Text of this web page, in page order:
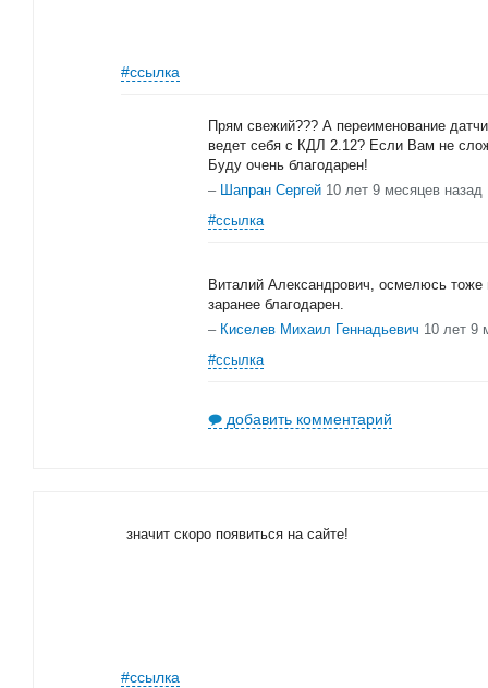
#ссылка
Прям свежий??? А переименование
ведет себя с КДЛ 2.12? Если Вам не
Буду очень благодарен!
– Шапран Сергей 10 лет 9 месяцев назад
#ссылка
Виталий Александрович, осмелюсь тоже
заранее благодарен.
– Киселев Михаил Геннадьевич 10 лет 9
#ссылка
добавить комментарий
значит скоро появиться на сайте!
#ссылка